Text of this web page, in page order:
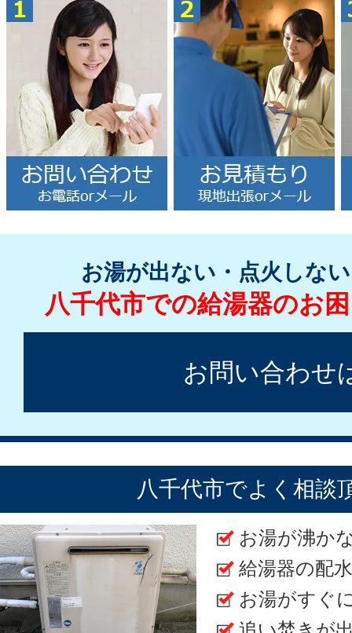
お湯が出ない・点火しな
八千代市での給湯器のお
お問い合わせ
八千代市でよく相談
お湯が沸か
給湯器の配
お湯がすぐ